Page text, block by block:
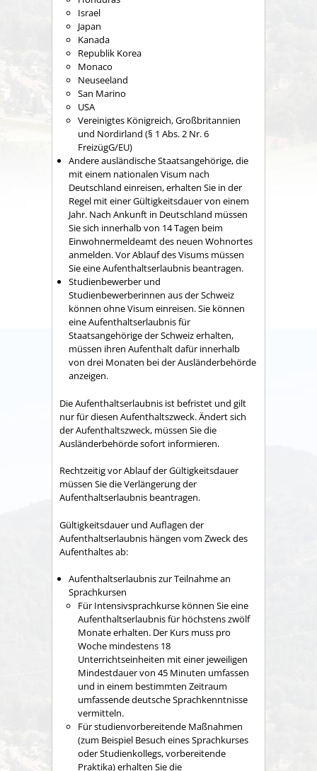
Israel
Japan
Kanada
Republik Korea
Monaco
Neuseeland
San Marino
USA
Vereinigtes Königreich, Großbritannien
und Nordirland (§ 1 Abs. 2 Nr. 6
FreizügG/EU)
Andere ausländische Staatsangehörige, die
mit einem nationalen Visum nach
Deutschland einreisen,erhalten Sie in der
Regel mit einer Gültigkeitsdauer von einem
Jahr. Nach Ankunft in Deutschland müssen
Sie sich innerhalb von 14 Tagen beim
Einwohnermeldeamt des neuen Wohnortes
anmelden.Vor Ablauf des Visums müssen
Sie eine Aufenthaltserlaubnis beantragen.
Studienbewerber und
Studienbewerberinnen aus der Schweiz
können ohne Visum einreisen. Sie können
eine Aufenthaltserlaubnis für
Staatsangehörige der Schweiz erhalten,
müssen ihren Aufenthalt dafür innerhalb
von drei Monaten bei der Ausländerbehörde
anzeigen.
Die Aufenthaltserlaubnis ist befristet und gilt
nur für diesen Aufenthaltszweck. Ändert sich
der Aufenthaltszweck, müssen Sie die
Ausländerbehörde sofort informieren.
Rechtzeitig vor Ablauf der Gültigkeitsdauer
müssen Sie die Verlängerung der
Aufenthaltserlaubnis beantragen.
Gültigkeitsdauer und Auflagen der
Aufenthaltserlaubnis hängen vom Zweck des
Aufenthaltes ab:
Aufenthaltserlaubnis zur Teilnahme an
Sprachkursen
Für Intensivsprachkurse können Sie eine
Aufenthaltserlaubnis für höchstens zwölf
Monate erhalten. Der Kurs muss pro
Woche mindestens 18
Unterrichtseinheiten mit einer jeweiligen
Mindestdauer von 45 Minuten umfassen
und in einem bestimmten Zeitraum
umfassende deutsche Sprachkenntnisse
vermitteln.
Für studienvorbereitende Maßnahmen
(zum Beispiel Besuch eines Sprachkurses
oder Studienkollegs, vorbereitende
Praktika) erhalten Sie die